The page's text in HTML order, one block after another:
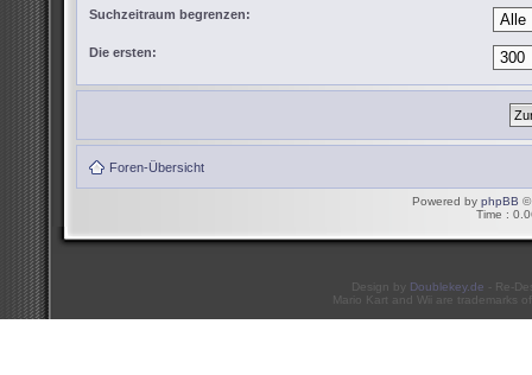
Suchzeitraum begrenzen:
Die ersten:
Foren-Übersicht
Powered by phpBB ©
Time :
Design by Doublekey.de - Re-
Mario Kart and Wii are trademarks